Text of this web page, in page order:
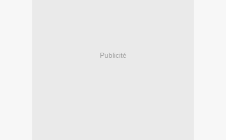
Publicité